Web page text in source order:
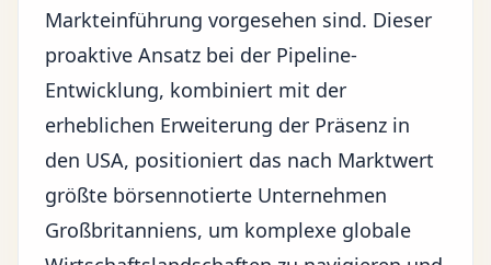
Markteinführung vorgesehen sind. Dieser
proaktive Ansatz bei der Pipeline-
Entwicklung, kombiniert mit der
erheblichen Erweiterung der Präsenz in
den USA, positioniert das nach Marktwert
größte börsennotierte Unternehmen
Großbritanniens, um komplexe globale